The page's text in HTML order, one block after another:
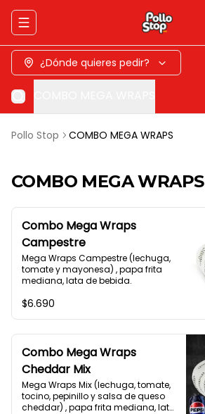
Abrir menu de navegación
¿Dónde quieres pedir?
Pollo Stop COMBO MEGA WRAPS
COMBO MEGA WRAPS
Combo Mega Wraps
Campestre
Mega Wraps Campestre (lechuga,
tomate y mayonesa) , papa frita
mediana, lata de bebida.
$6.690
Combo Mega Wraps
Cheddar Mix
Mega Wraps Mix (lechuga, tomate,
tocino, pepinillo y salsa de queso
cheddar) , papa frita mediana, lata